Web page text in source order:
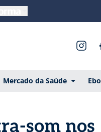
Mercado da Saúde
som nos